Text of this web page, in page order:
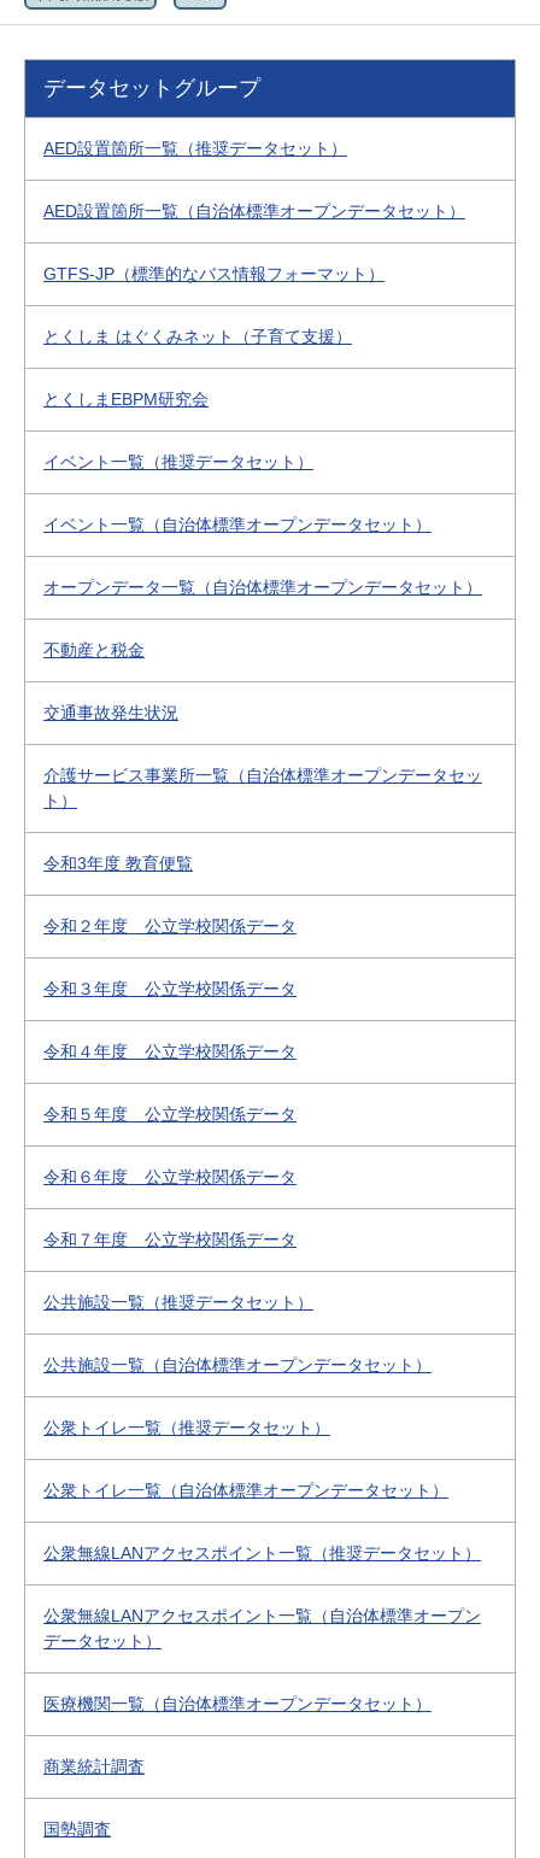
データセットグループ
AED設置箇所一覧（推奨データセット）
AED設置箇所一覧（自治体標準オープンデータセット）
GTFS-JP（標準的なバス情報フォーマット）
とくしま はぐくみネット（子育て支援）
とくしまEBPM研究会
イベント一覧（推奨データセット）
イベント一覧（自治体標準オープンデータセット）
オープンデータ一覧（自治体標準オープンデータセット）
不動産と税金
交通事故発生状況
介護サービス事業所一覧（自治体標準オープンデータセッ
ト）
令和3年度 教育便覧
令和２年度 公立学校関係データ
令和３年度 公立学校関係データ
令和４年度 公立学校関係データ
令和５年度 公立学校関係データ
令和６年度 公立学校関係データ
令和７年度 公立学校関係データ
公共施設一覧（推奨データセット）
公共施設一覧（自治体標準オープンデータセット）
公衆トイレ一覧（推奨データセット）
公衆トイレ一覧（自治体標準オープンデータセット）
公衆無線LANアクセスポイント一覧（推奨データセット）
公衆無線LANアクセスポイント一覧（自治体標準オープン
データセット）
医療機関一覧（自治体標準オープンデータセット）
商業統計調査
国勢調査